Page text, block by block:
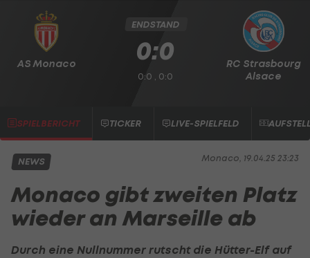
AS Monaco
RC Strasbourg
Alsace
ENDSTAND
0:0
0:0 , 0:0
SPIELBERICHT TICKER LIVE-SPIELFELD
Monaco, 19.04.25 23:23
NEWS
Monaco gibt zweiten Platz
wieder an Marseille ab
Durch eine Nullnummer rutscht die Hütter-Elf auf